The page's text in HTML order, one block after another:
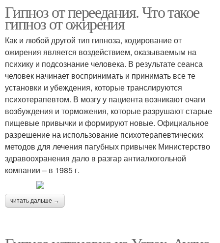
Гипноз от переедания. Что такое
гипноз от ожирения
Как и любой другой тип гипноза, кодирование от
ожирения является воздействием, оказываемым на
психику и подсознание человека. В результате сеанса
человек начинает воспринимать и принимать все те
установки и убеждения, которые транслируются
психотерапевтом. В мозгу у пациента возникают очаги
возбуждения и торможения, которые разрушают старые
пищевые привычки и формируют новые. Официальное
разрешение на использование психотерапевтических
методов для лечения пагубных привычек Министерство
здравоохранения дало в разгар антиалкогольной
компании – в 1985 г.
читать дальше →